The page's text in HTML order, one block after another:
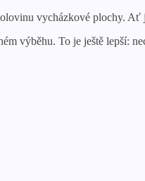
vycházkové plochy.
výběhu. To je ještě lepší: